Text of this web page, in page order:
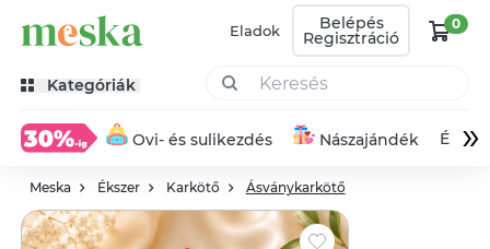
Eladok Belépés
Regisztráció
0
Kategóriák
Ovi- és sulikezdés Nászajándék »
Meska Ékszer Karkötő Ásványkarkötő